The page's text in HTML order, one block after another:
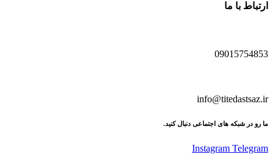
ارتباط با ما
09015754853
info@titedastsaz.ir
ما رو در شبکه های اجتماعی دنبال کنید.
Instagram Telegram